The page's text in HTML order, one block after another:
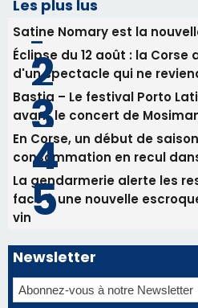
face à une nouvelle
vin
Newsletter
Inscrivez-vous à la newsletter
email les infos les plus
nos meilleurs articles
Régie publicitaire